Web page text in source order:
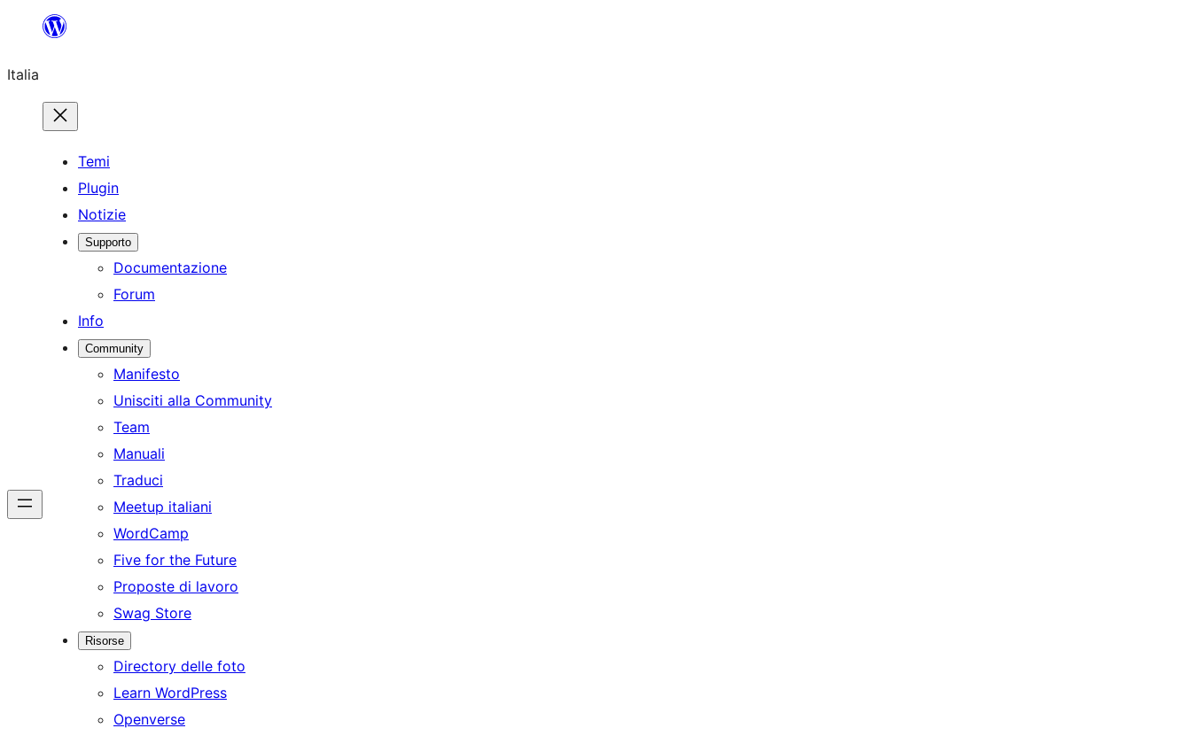
contenuto
Italia
Temi
Plugin
Notizie
Supporto
Documentazione
Forum
Info
Community
Manifesto
Unisciti alla Community
Team
Manuali
Traduci
Meetup italiani
WordCamp
Five for the Future
Proposte di lavoro
Swag Store
Risorse
Directory delle foto
Learn WordPress
Openverse